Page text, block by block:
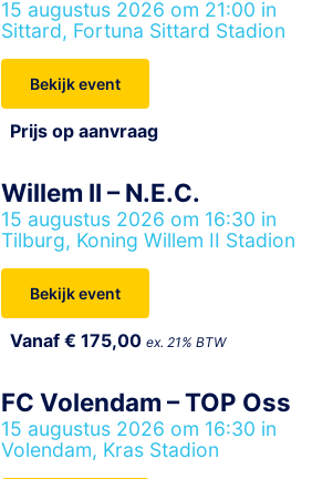
15 augustus 2026 om 21:00 in
Sittard, Fortuna Sittard Stadion
Bekijk event
Prijs op aanvraag
Willem II – N.E.C.
15 augustus 2026 om 16:30 in
Tilburg, Koning Willem II Stadion
Bekijk event
Vanaf € 175,00ex. 21% BTW
FC Volendam – TOP Oss
15 augustus 2026 om 16:30 in
Volendam, Kras Stadion